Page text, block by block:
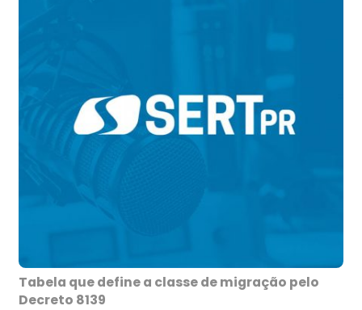
Tabela que define a classe de migração pelo
Decreto 8139